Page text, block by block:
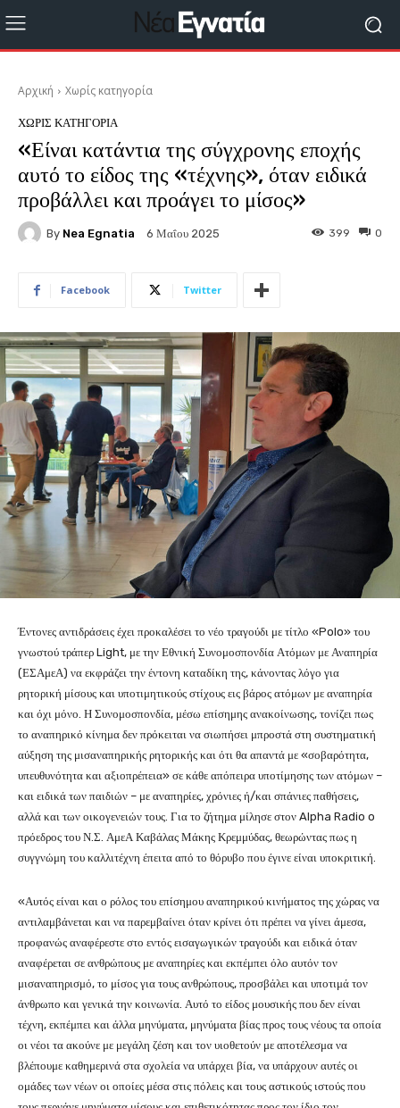
Αρχική Χωρίς κατηγορία
ΧΩΡΊΣ ΚΑΤΗΓΟΡΊΑ
«Είναι κατάντια της σύγχρονης εποχής
αυτό το είδος της «τέχνης», όταν ειδικά
προβάλλει και προάγει το μίσος»
By Nea Egnatia 6 Μαΐου 2025 0
399
Facebook Twitter
Έντονες αντιδράσεις έχει προκαλέσει το νέο τραγούδι με τίτλο «Polo» του
γνωστού τράπερ Light, με την Εθνική Συνομοσπονδία Ατόμων με Αναπηρία
(ΕΣΑμεΑ) να εκφράζει την έντονη καταδίκη της, κάνοντας λόγο για
ρητορική μίσους και υποτιμητικούς στίχους εις βάρος ατόμων με αναπηρία
και όχι μόνο. Η Συνομοσπονδία, μέσω επίσημης ανακοίνωσης, τονίζει πως
το αναπηρικό κίνημα δεν πρόκειται να σιωπήσει μπροστά στη συστηματική
αύξηση της μισαναπηρικής ρητορικής και ότι θα απαντά με «σοβαρότητα,
υπευθυνότητα και αξιοπρέπεια» σε κάθε απόπειρα υποτίμησης των ατόμων –
και ειδικά των παιδιών – με αναπηρίες, χρόνιες ή/και σπάνιες παθήσεις,
αλλά και των οικογενειών τους. Για το ζήτημα μίλησε στον Alpha Radio o
πρόεδρος του Ν.Σ. ΑμεΑ Καβάλας Μάκης Κρεμμύδας, θεωρώντας πως η
συγγνώμη του καλλιτέχνη έπειτα από το θόρυβο που έγινε είναι υποκριτική.
«Αυτός είναι και ο ρόλος του επίσημου αναπηρικού κινήματος της χώρας να
αντιλαμβάνεται και να παρεμβαίνει όταν κρίνει ότι πρέπει να γίνει άμεσα,
προφανώς αναφέρεστε στο εντός εισαγωγικών τραγούδι και ειδικά όταν
αναφέρεται σε ανθρώπους με αναπηρίες και εκπέμπει όλο αυτόν τον
μισαναπηρισμό, το μίσος για τους ανθρώπους, προσβάλει και υποτιμά τον
άνθρωπο και γενικά την κοινωνία. Αυτό το είδος μουσικής που δεν είναι
τέχνη, εκπέμπει και άλλα μηνύματα, μηνύματα βίας προς τους νέους τα οποία
οι νέοι τα ακούνε με μεγάλη ζέση και τον υιοθετούν με αποτέλεσμα να
βλέπουμε καθημερινά στα σχολεία να υπάρχει βία, να υπάρχουν αυτές οι
ομάδες των νέων οι οποίες μέσα στις πόλεις και τους αστικούς ιστούς που